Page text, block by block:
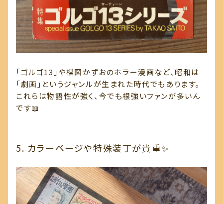
「ゴルゴ13」や楳図かずおのホラー漫画など、昭和は
「劇画」というジャンルが生まれた時代でもあります。
これらは物語性が強く、今でも根強いファンが多いん
です📖
5. カラーページや特殊装丁が貴重✨